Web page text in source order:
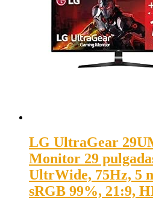
LG UltraGear
Monitor 29
UltrWide, 75Hz, 5
sRGB 99%, 21:9,